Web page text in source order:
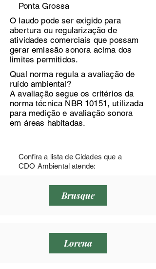
Ponta Grossa
O laudo pode ser exigido para
abertura ou regularização de
atividades comerciais que possam
gerar emissão sonora acima dos
limites permitidos.
Qual norma regula a avaliação de
ruído ambiental?
A avaliação segue os critérios da
norma técnica NBR 10151, utilizada
para medição e avaliação sonora
em áreas habitadas.
Confira a lista de Cidades que a
CDO Ambiental atende:
Brusque
Lorena